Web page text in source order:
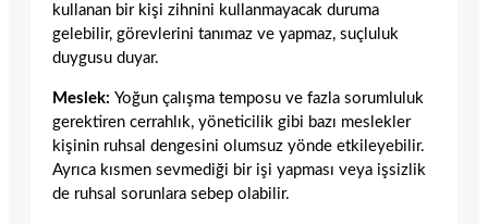
kullanan bir kişi zihnini kullanmayacak duruma
gelebilir, görevlerini tanımaz ve yapmaz, suçluluk
duygusu duyar.
Meslek: Yoğun çalışma temposu ve fazla sorumluluk
gerektiren cerrahlık, yöneticilik gibi bazı meslekler
kişinin ruhsal dengesini olumsuz yönde etkileyebilir.
Ayrıca kısmen sevmediği bir işi yapması veya işsizlik
de ruhsal sorunlara sebep olabilir.